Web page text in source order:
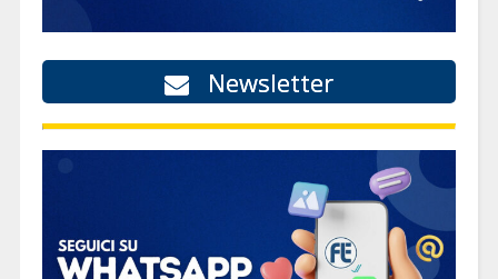
Newsletter